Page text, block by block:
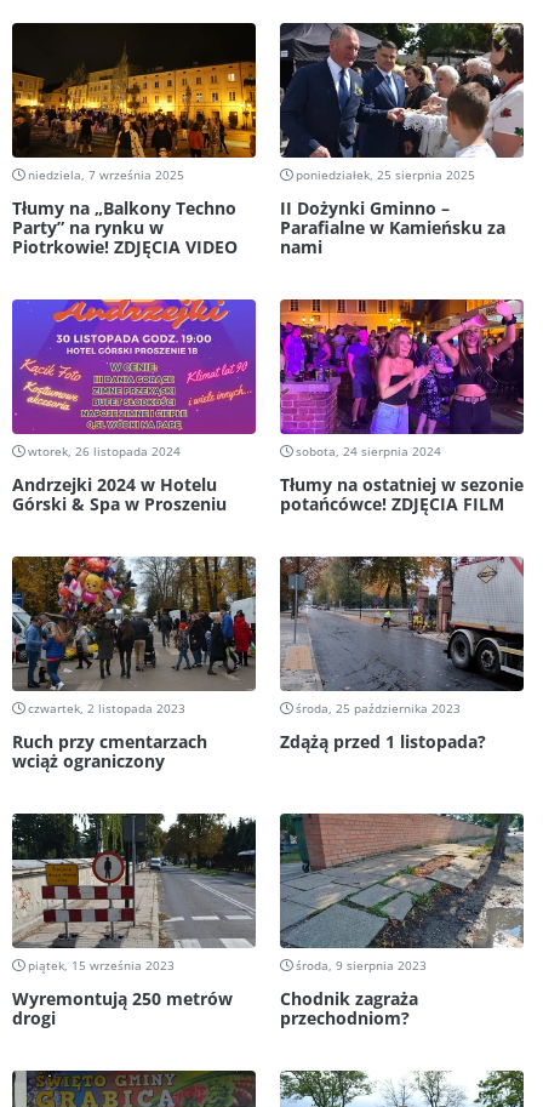
niedziela, 7 września 2025
Tłumy na „Balkony Techno
Party” na rynku w
Piotrkowie! ZDJĘCIA VIDEO
poniedziałek, 25 sierpnia 2025
II Dożynki Gminno –
Parafialne w Kamieńsku za
nami
wtorek, 26 listopada 2024
Andrzejki 2024 w Hotelu
Górski & Spa w Proszeniu
sobota, 24 sierpnia 2024
Tłumy na ostatniej w sezonie
potańcówce! ZDJĘCIA FILM
czwartek, 2 listopada 2023
Ruch przy cmentarzach
wciąż ograniczony
środa, 25 października 2023
Zdążą przed 1 listopada?
piątek, 15 września 2023
Wyremontują 250 metrów
drogi
środa, 9 sierpnia 2023
Chodnik zagraża
przechodniom?